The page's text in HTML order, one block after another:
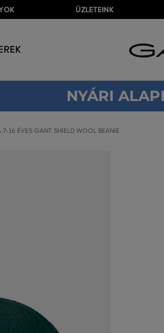
ÜZLETEINK
NYÁRI
7-16 ÉVES GANT SHIELD WOOL BEANIE